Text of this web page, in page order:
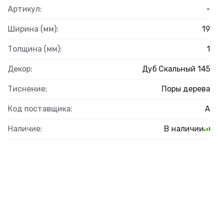
Артикул: -
Ширина (мм): 19
Толщина (мм): 1
Декор: Дуб Скальный 145
Тиснение: Поры дерева
Код поставщика: А
Наличие: В наличии